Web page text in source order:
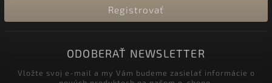
Registrovať
ODOBERAŤ NEWSLETTER
Vložte svoj e-mail a my Vám budeme zasielať informácie o